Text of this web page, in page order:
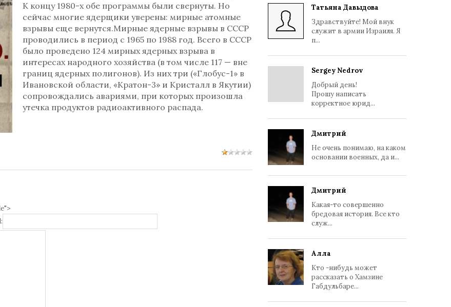
К концу 1980-х обе программы были свернуты. Но
сейчас многие ядерщики уверены: мирные атомные
взрывы еще вернутся.Мирные ядерные взрывы в СССР
проводились в период с 1965 по 1988 год. Всего в СССР
было проведено 124 мирных ядерных взрыва в
интересах народного хозяйства (в том числе 117 — вне
границ ядерных полигонов). Из них три («Глобус-1» в
Ивановской области, «Кратон-3» и Кристалл в Якутии)
сопровождались авариями, при которых произошла
утечка продуктов радиоактивного распада.
Татьяна Давыдова
Здравствуйте! Мой внук
служит в армии Израиля. Я
п...
Sergey Nedrov
Добрый день!
Прошу написать
корректное юрид...
Дмитрий
Не очень понимаю, на каком
основании военных, да и...
Дмитрий
Какая-то совершенно
бредовая история. Все кто
служ...
Алла
Кто -нибудь может
рассказать о Хамзине
Габдульбаре...